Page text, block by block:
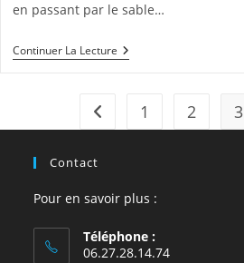
en passant par le sable…
Continuer La LectureColorado
Provençal
Lubéron
Go to the previous page
1 2 3
Contact
Pour en savoir plus :
Téléphone :
06.27.28.14.74